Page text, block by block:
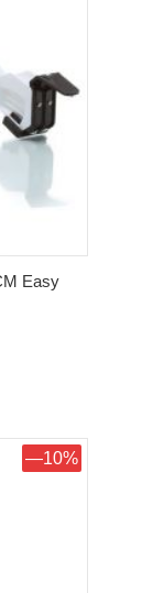
Easy
—10%